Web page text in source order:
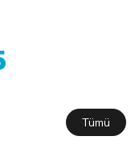
Tümü